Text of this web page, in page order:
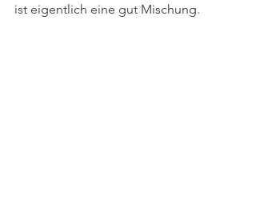
ist eigentlich eine gut Mischung.